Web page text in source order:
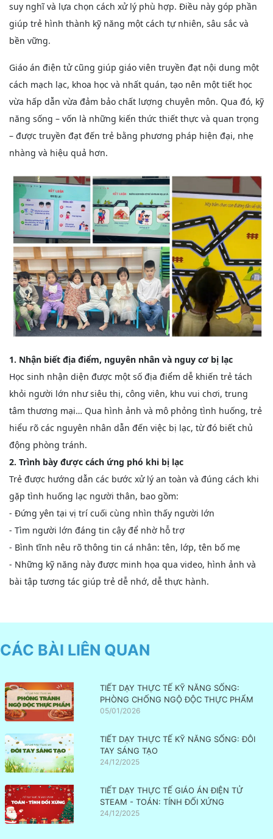
suy nghĩ và lựa chọn cách xử lý phù hợp. Điều này góp phần
giúp trẻ hình thành kỹ năng một cách tự nhiên, sâu sắc và
bền vững.
Giáo án điện tử cũng giúp giáo viên truyền đạt nội dung một
cách mạch lạc, khoa học và nhất quán, tạo nên một tiết học
vừa hấp dẫn vừa đảm bảo chất lượng chuyên môn. Qua đó, kỹ
năng sống – vốn là những kiến thức thiết thực và quan trọng
– được truyền đạt đến trẻ bằng phương pháp hiện đại, nhẹ
nhàng và hiệu quả hơn.
1. Nhận biết địa điểm, nguyên nhân và nguy cơ bị lạc
Học sinh nhận diện được một số địa điểm dễ khiến trẻ tách
khỏi người lớn như siêu thị, công viên, khu vui chơi, trung
tâm thương mại… Qua hình ảnh và mô phỏng tình huống, trẻ
hiểu rõ các nguyên nhân dẫn đến việc bị lạc, từ đó biết chủ
động phòng tránh.
2. Trình bày được cách ứng phó khi bị lạc
Trẻ được hướng dẫn các bước xử lý an toàn và đúng cách khi
gặp tình huống lạc người thân, bao gồm:
- Đứng yên tại vị trí cuối cùng nhìn thấy người lớn
- Tìm người lớn đáng tin cậy để nhờ hỗ trợ
- Bình tĩnh nêu rõ thông tin cá nhân: tên, lớp, tên bố mẹ
- Những kỹ năng này được minh họa qua video, hình ảnh và
bài tập tương tác giúp trẻ dễ nhớ, dễ thực hành.
CÁC BÀI LIÊN QUAN
TIẾT DẠY THỰC TẾ KỸ NĂNG SỐNG:
PHÒNG CHỐNG NGỘ ĐỘC THỰC PHẨM
05/01/2026
TIẾT DẠY THỰC TẾ KỸ NĂNG SỐNG: ĐÔI
TAY SÁNG TẠO
24/12/2025
TIẾT DẠY THỰC TẾ GIÁO ÁN ĐIỆN TỬ
STEAM - TOÁN: TÍNH ĐỐI XỨNG
24/12/2025